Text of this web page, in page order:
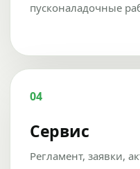
пусконаладочные
04
Сервис
Регламент, заявки,